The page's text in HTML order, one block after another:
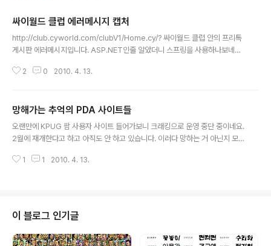
싸이월드 클럽 에러메시지 캡처
http://club.cyworld.com/clubV1/Home.cy/? 싸이월드 클럽 안의 프리톡
게시판 에러메시지입니다. ASP.NET인줄 알았더니 스프링을 사용하나보네요.
--------------------------------------------------- Index was o
eption occurred during the execution of th..
2 0 2010. 4. 13.
망해가는 추억의 PDA 사이트들
오랜만에 KPUG 팜 사용자 사이트 들어가보니 크래킹으로 운영 중단 중이네요.
2월에 재개한다고 하고 아직도 안 하고 있습니다. 이러다 망하는 거 아닌지 모
습니다. 다른 사이트가 하나 생겼는데 사람이 없어요. KCUG의 개발자 게시판
p://clien.career.co.kr/ http://www.mymits.net/ ..
1 1 2010. 4. 13.
이 블로그 인기글